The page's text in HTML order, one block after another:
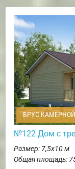
БРУС
№122 Дом с
Размер: 7,5х10 м
Общая площадь: